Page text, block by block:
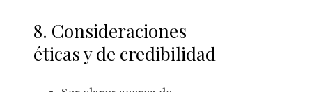
8. Consideraciones
éticas y de credibilidad